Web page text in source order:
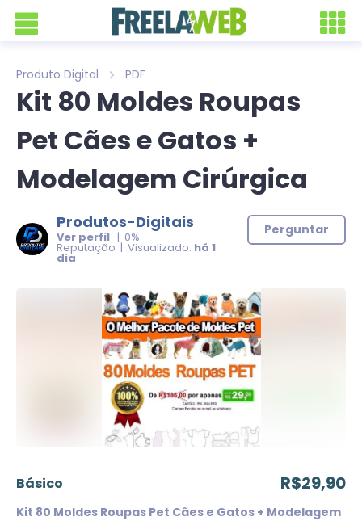
Produto Digital PDF
Kit 80 Moldes Roupas
Pet Cães e Gatos +
Modelagem Cirúrgica
Produtos-Digitais
Ver perfil | 0%
Reputação | Visualizado: há 1
dia
Perguntar
básico R$29,90
Kit 80 Moldes Roupas Pet Cães e Gatos + Modelagem